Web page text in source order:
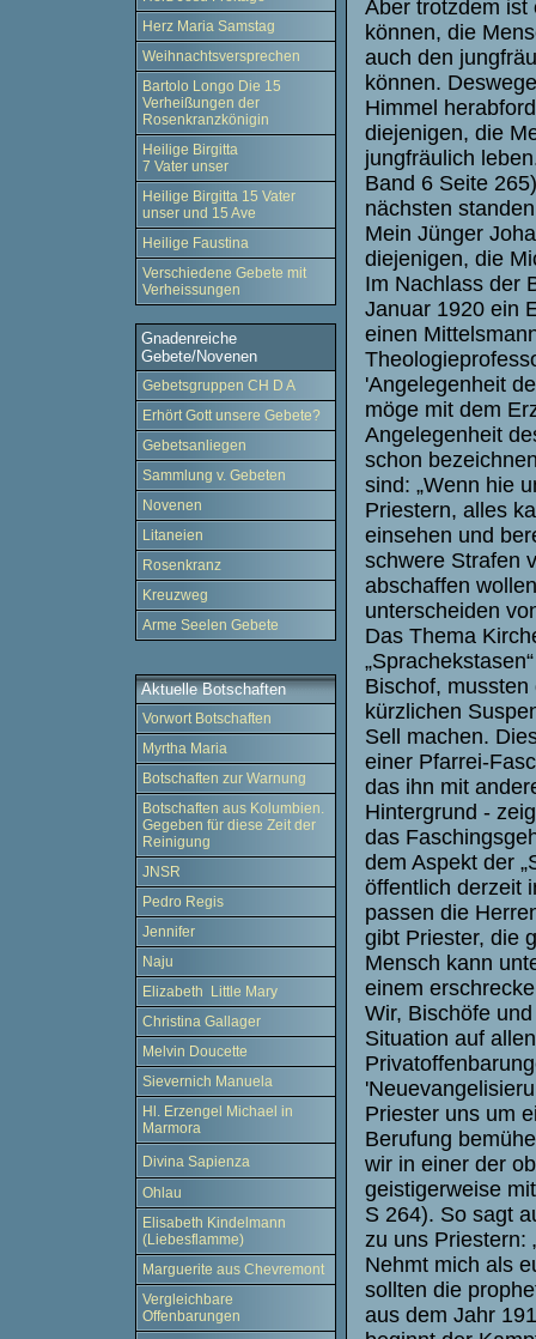
Herz Maria Samstag
Weihnachtsversprechen
Bartolo Longo Die 15
Verheißungen der
Rosenkranzkönigin
Heilige Birgitta
7 Vater unser
Heilige Birgitta 15 Vater
unser und 15 Ave
Heilige Faustina
Verschiedene Gebete mit
Verheissungen
Gnadenreiche
Gebete/Novenen
Gebetsgruppen CH D A
Erhört Gott unsere Gebete?
Gebetsanliegen
Sammlung v. Gebeten
Novenen
Litaneien
Rosenkranz
Kreuzweg
Arme Seelen Gebete
Aktuelle Botschaften
Vorwort Botschaften
Myrtha Maria
Botschaften zur Warnung
Botschaften aus Kolumbien.
Gegeben für diese Zeit der
Reinigung
JNSR
Pedro Regis
Jennifer
Naju
Elizabeth Little Mary
Christina Gallager
Melvin Doucette
Sievernich Manuela
Hl. Erzengel Michael in
Marmora
Divina Sapienza
Ohlau
Elisabeth Kindelmann
(Liebesflamme)
Marguerite aus Chevremont
Vergleichbare
Offenbarungen
Aber trotzdem ist
können, die
auch den
können.
Himmel
diejenigen, die
jungfräulich
Band 6 Seite
nächsten
Mein Jünger
diejenigen, die
Im Nachlass der
Januar 1920 ein
einen
'Angelegenheit
möge mit dem
Angelegenheit
schon
sind: „Wenn hie
Priestern, alles
einsehen und
schwere Strafen
abschaffen
unterscheiden
Das Thema
Bischof,
kürzlichen
Sell machen.
einer Pfarrei-
das ihn mit
Hintergrund -
das
dem Aspekt der
öffentlich derzeit
passen die
gibt Priester, die
Mensch kann
einem
Wir, Bischöfe
Situation auf
Priester uns um
Berufung
wir in einer der
geistigerweise
S 264). So sagt
zu uns Priestern:
Nehmt mich als
sollten die
aus dem Jahr